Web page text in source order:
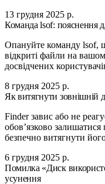
13 грудня 2025 р.
Команда lsof: пояснення
Опануйте команду lsof,
відкриті файли на
досвідчених
8 грудня 2025 р.
Як витягнути зовнішній
Finder завис або не
обов’язково
безпечно витягнути
6 грудня 2025 р.
Помилка «Диск
усунення